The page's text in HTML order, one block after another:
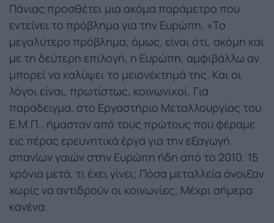
Πάνιας προσθέτει μια ακόμα παράμετρο που
εντείνει το πρόβλημα για την Ευρώπη. «Το
μεγαλύτερο πρόβλημα, όμως, είναι ότι, ακόμη και
με τη δεύτερη επιλογή, η Ευρώπη, αμφιβάλλω αν
μπορεί να καλύψει το μειονέκτημά της. Και οι
λόγοι είναι, πρωτίστως, κοινωνικοί. Για
παράδειγμα, στο Εργαστήριο Μεταλλουργίας του
Ε.Μ.Π., ήμασταν από τους πρώτους που φέραμε
εις πέρας ερευνητικά έργα για την εξαγωγή
σπανίων γαιών στην Ευρώπη ήδη από το 2010. 15
χρόνια μετά, τι έχει γίνει; Πόσα μεταλλεία άνοιξαν
χωρίς να αντιδρούν οι κοινωνίες; Μέχρι σήμερα
κανένα.